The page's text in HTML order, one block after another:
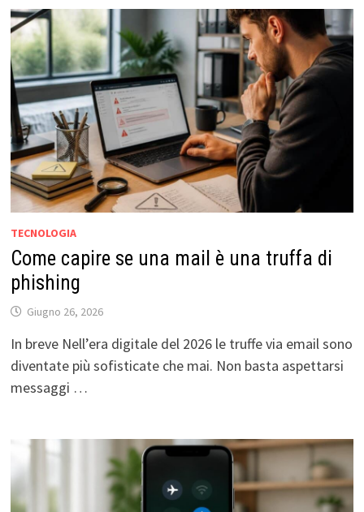
TECNOLOGIA
Come capire se una mail è una truffa di
phishing
Giugno 26, 2026
In breve Nell’era digitale del 2026 le truffe via email sono
diventate più sofisticate che mai. Non basta aspettarsi
messaggi …